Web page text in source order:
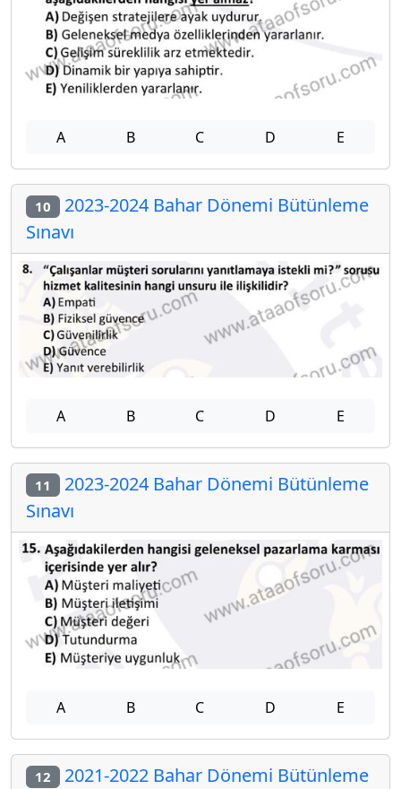
A B C D E
10 2023-2024 Bahar Dönemi Bütünleme
Sınavı
A B C D E
11 2023-2024 Bahar Dönemi Bütünleme
Sınavı
A B C D E
12 2021-2022 Bahar Dönemi Bütünleme